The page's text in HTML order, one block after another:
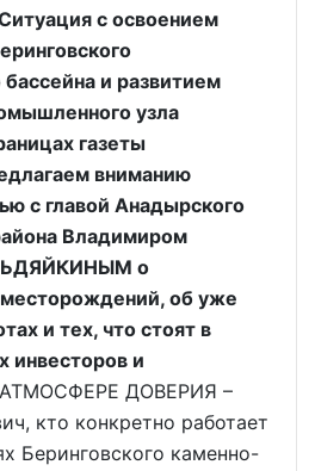
с освоением
бассейна и развитием
узла
газеты
вниманию
с главой Анадырского
Владимиром
о
об уже
и тех, что стоят в
инвесторов и
ДОВЕРИЯ –
кто конкретно работает
Беринговского каменно-